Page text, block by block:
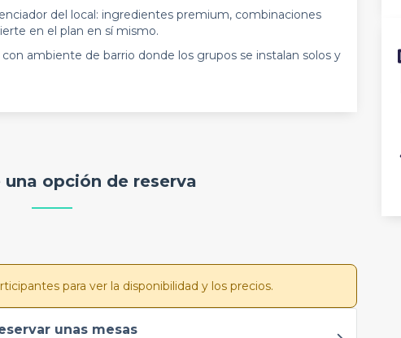
del local: ingredientes premium, combinaciones
en el plan en sí mismo.
con ambiente de barrio donde los grupos se instalan solos y
una opción de reserva
para ver la disponibilidad y los precios.
unas mesas